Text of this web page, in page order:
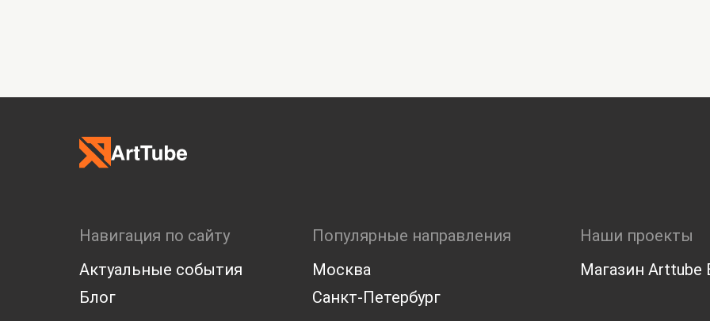
Навигация по сайту
Актуальные события
Блог
Популярные направления
Москва
Санкт-Петербург
Наши проекты
Магазин Arttube